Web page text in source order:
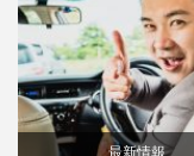
最新情報